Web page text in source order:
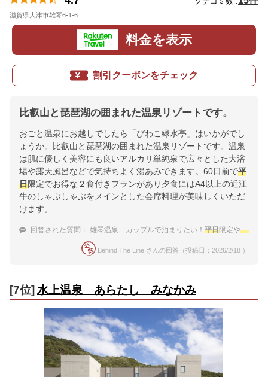
滋賀県大津市雄琴6-1-6
料金を表示
割引クーポンをチェック
比叡山と琵琶湖の囲まれた温泉リゾートです。
おごと温泉にお越しでしたら「びわこ緑水亭」はいかがでし
ょうか。比叡山と琵琶湖の囲まれた温泉リゾートです。温泉
は肌に優しく美容にも良いアルカリ単純泉で広々とした大浴
場や露天風呂などで気持ちよく湯あみできます。60日前で平
日限定でお得な２食付きプランがあり夕食にはA4以上の近江
牛のしゃぶしゃぶをメインとした会席料理が美味しくいただ
けます。
回答された質問： 雄琴温泉 カップルで泊まりたい！ 平日限定や平日
Behind The Line さんの回答（投稿日：2026/2/18 ）
[7位]水上温泉 あらたし みなかみ